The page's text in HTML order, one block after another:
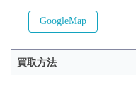
GoogleMap
買取方法